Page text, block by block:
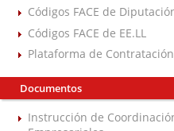
Códigos FACE de
Códigos FACE de EE.LL
Plataforma de
Documentos
Instrucción de